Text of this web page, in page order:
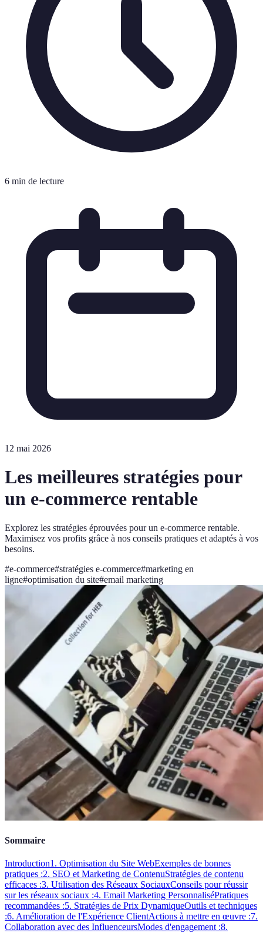
6 min de lecture
12 mai 2026
Les meilleures stratégies pour
un e-commerce rentable
Explorez les stratégies éprouvées pour un e-commerce rentable.
Maximisez vos profits grâce à nos conseils pratiques et adaptés à vos
besoins.
#e-commerce#stratégies e-commerce#marketing en
ligne#optimisation du site#email marketing
Sommaire
Introduction1. Optimisation du Site WebExemples de bonnes
pratiques :2. SEO et Marketing de ContenuStratégies de contenu
efficaces :3. Utilisation des Réseaux SociauxConseils pour réussir
sur les réseaux sociaux :4. Email Marketing PersonnaliséPratiques
recommandées :5. Stratégies de Prix DynamiqueOutils et techniques
:6. Amélioration de l'Expérience ClientActions à mettre en œuvre :7.
Collaboration avec des InfluenceursModes d'engagement :8.